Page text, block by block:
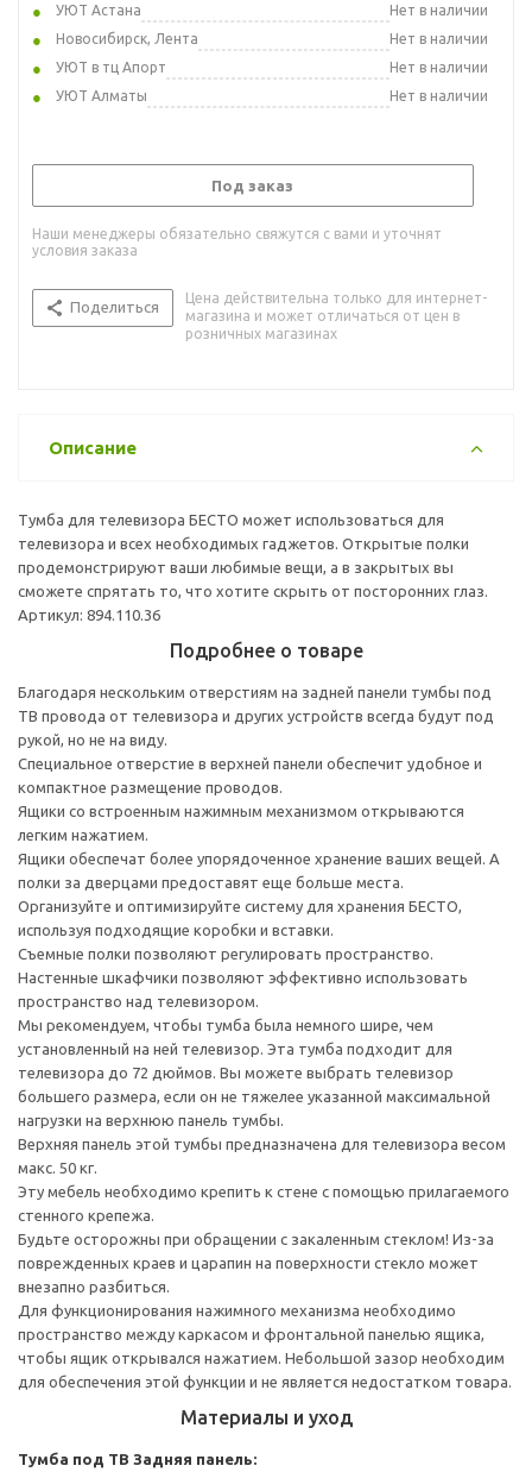
УЮТ Астана
Нет в наличии
Новосибирск, Лента
Нет в наличии
УЮТ в тц Апорт
Нет в наличии
УЮТ Алматы
Нет в наличии
Под заказ
Наши менеджеры обязательно свяжутся с вами и уточнят
условия заказа
Поделиться
Цена действительна только для интернет-
магазина и может отличаться от цен в
розничных магазинах
Описание
Тумба для телевизора БЕСТО может использоваться для
телевизора и всех необходимых гаджетов. Открытые полки
продемонстрируют ваши любимые вещи, а в закрытых вы
сможете спрятать то, что хотите скрыть от посторонних глаз.
Артикул: 894.110.36
Подробнее о товаре
Благодаря нескольким отверстиям на задней панели тумбы под
ТВ провода от телевизора и других устройств всегда будут под
рукой, но не на виду.
Специальное отверстие в верхней панели обеспечит удобное и
компактное размещение проводов.
Ящики со встроенным нажимным механизмом открываются
легким нажатием.
Ящики обеспечат более упорядоченное хранение ваших вещей. А
полки за дверцами предоставят еще больше места.
Организуйте и оптимизируйте систему для хранения БЕСТО,
используя подходящие коробки и вставки.
Съемные полки позволяют регулировать пространство.
Настенные шкафчики позволяют эффективно использовать
пространство над телевизором.
Мы рекомендуем, чтобы тумба была немного шире, чем
установленный на ней телевизор. Эта тумба подходит для
телевизора до 72 дюймов. Вы можете выбрать телевизор
большего размера, если он не тяжелее указанной максимальной
нагрузки на верхнюю панель тумбы.
Верхняя панель этой тумбы предназначена для телевизора весом
макс. 50 кг.
Эту мебель необходимо крепить к стене с помощью прилагаемого
стенного крепежа.
Будьте осторожны при обращении с закаленным стеклом! Из-за
поврежденных краев и царапин на поверхности стекло может
внезапно разбиться.
Для функционирования нажимного механизма необходимо
пространство между каркасом и фронтальной панелью ящика,
чтобы ящик открывался нажатием. Небольшой зазор необходим
для обеспечения этой функции и не является недостатком товара.
Материалы и уход
Тумба под ТВ Задняя панель: